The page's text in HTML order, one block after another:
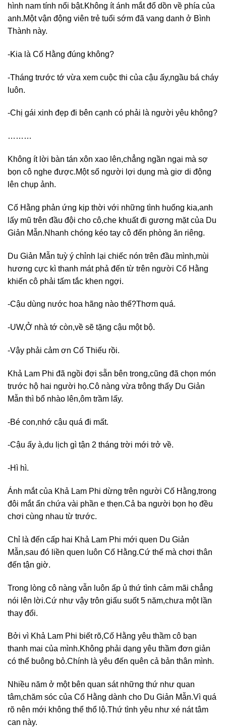
hình nam tính nổi bật.Không ít ánh mắt đổ dồn về phía của
anh.Một vận động viên trẻ tuổi sớm đã vang danh ở Bình
Thành này.
-Kia là Cố Hằng đúng không?
-Tháng trước tớ vừa xem cuộc thi của cậu ấy,ngầu bá cháy
luôn.
-Chị gái xinh đẹp đi bên cạnh có phải là người yêu không?
………
Không ít lời bàn tán xôn xao lên,chẳng ngần ngại mà sợ
bọn cô nghe được.Một số người lợi dụng mà giơ di động
lên chụp ảnh.
Cố Hằng phản ứng kịp thời với những tình huống kia,anh
lấy mũ trên đầu đội cho cô,che khuất đi gương mặt của Du
Giản Mẫn.Nhanh chóng kéo tay cô đến phòng ăn riêng.
Du Giản Mẫn tuỳ ý chỉnh lại chiếc nón trên đầu mình,mùi
hương cực kì thanh mát phả đến từ trên người Cố Hằng
khiến cô phải tấm tắc khen ngợi.
-Cậu dùng nước hoa hãng nào thế?Thơm quá.
-UW,Ở nhà tớ còn,về sẽ tặng cậu một bộ.
-Vậy phải cảm ơn Cố Thiếu rồi.
Khả Lam Phi đã ngồi đợi sẵn bên trong,cũng đã chọn món
trước hộ hai người họ.Cô nàng vừa trông thấy Du Giản
Mẫn thì bổ nhào lên,ôm trầm lấy.
-Bé con,nhớ cậu quá đi mất.
-Cậu ấy à,du lịch gì tận 2 tháng trời mới trở về.
-Hì hì.
Ánh mắt của Khả Lam Phi dừng trên người Cố Hằng,trong
đôi mắt ẩn chứa vài phần e thẹn.Cả ba người bọn họ đều
chơi cùng nhau từ trước.
Chỉ là đến cấp hai Khả Lam Phi mới quen Du Giản
Mẫn,sau đó liền quen luôn Cố Hằng.Cứ thế mà chơi thân
đến tận giờ.
Trong lòng cô nàng vẫn luôn ấp ủ thứ tình cảm mãi chẳng
nói lên lời.Cứ như vậy trôn giấu suốt 5 năm,chưa một lần
thay đổi.
Bởi vì Khả Lam Phi biết rõ,Cố Hằng yêu thầm cô bạn
thanh mai của mình.Không phải dạng yêu thầm đơn giản
có thể buông bỏ.Chính là yêu đến quên cả bản thân mình.
Nhiều năm ở một bên quan sát những thứ như quan
tâm,chăm sóc của Cố Hằng dành cho Du Giản Mẫn.Vì quá
rõ nên mới không thể thổ lộ.Thứ tình yêu như xé nát tâm
can này.